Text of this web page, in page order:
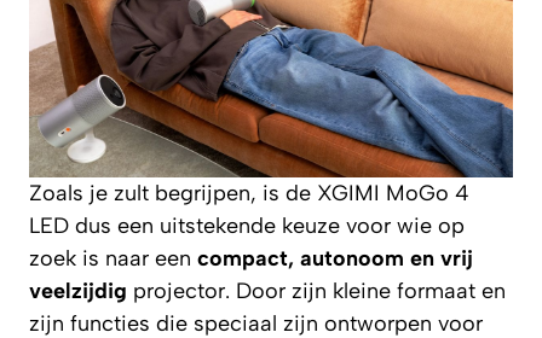
Zoals je zult begrijpen, is de XGIMI MoGo 4
LED dus een uitstekende keuze voor wie op
zoek is naar een compact, autonoom en vrij
veelzijdig projector. Door zijn kleine formaat en
zijn functies die speciaal zijn ontworpen voor